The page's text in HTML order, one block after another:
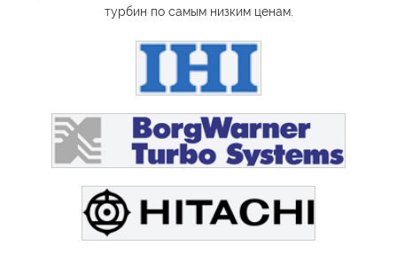
турбин по самым низким ценам.